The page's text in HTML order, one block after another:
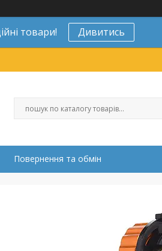
товари! Дивитись
Повернення та обмін